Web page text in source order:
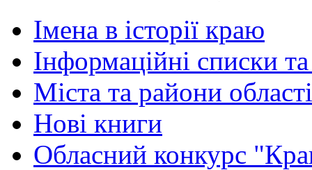
Імена в історії краю
Інформаційні списки
Міста та райони області
Нові книги
Обласний конкурс